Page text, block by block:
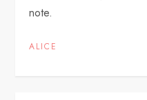
note.
ALICE